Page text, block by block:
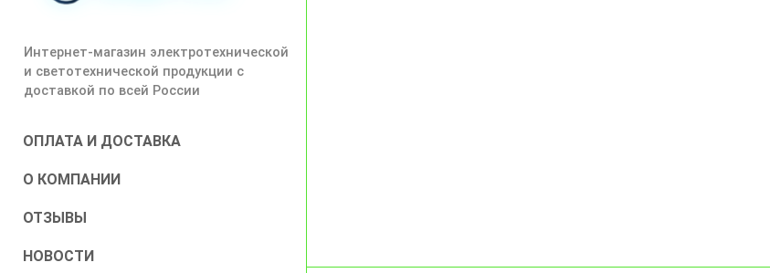
Интернет-магазин электротехнической
и светотехнической продукции с
доставкой по всей России
ОПЛАТА И ДОСТАВКА
О КОМПАНИИ
ОТЗЫВЫ
НОВОСТИ